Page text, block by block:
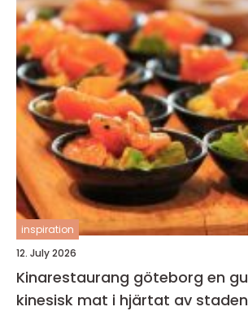
inspiration
12. July 2026
Kinarestaurang göteborg en guide till
kinesisk mat i hjärtat av staden